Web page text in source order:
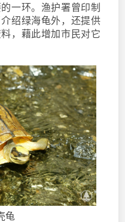
一环。渔护署曾印制
绍绿海龟外，还提供
，藉此增加市民对它
龟